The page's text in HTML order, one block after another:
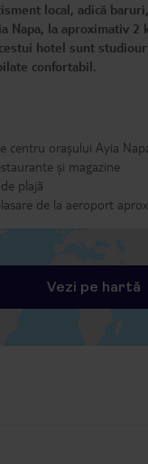
local, adică
Napa, la aproximativ 2
hotel sunt
confortabil.
centru orașului Ayia
și magazine
plajă
de la aeroport
Vezi pe hartă